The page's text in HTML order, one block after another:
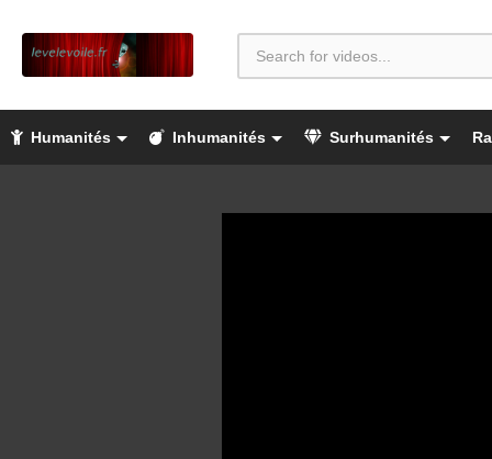
Humanités Inhumanités Surhumanités